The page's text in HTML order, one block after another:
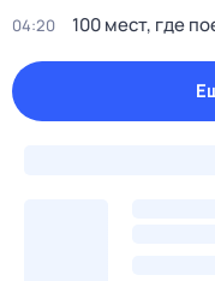
04:20 100 мест, где